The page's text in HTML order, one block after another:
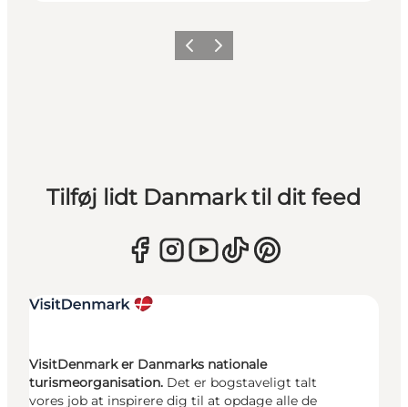
ForrigeNæste
Tilføj lidt Danmark til dit feed
VisitDenmark er Danmarks nationale
turismeorganisation. Det er bogstaveligt talt
vores job at inspirere dig til at opdage alle de